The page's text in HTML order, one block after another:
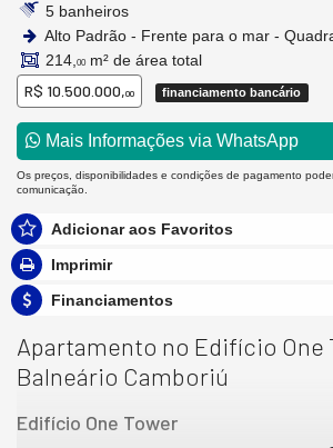
5 banheiros
Alto Padrão - Frente para o mar -
214, 00 m² de área total
R$ 10.500.000,00 financiamento bancário
Mais Informações via WhatsApp
Os preços, disponibilidades e condições de pagamento
comunicação.
Adicionar aos Favoritos
Imprimir
Financiamentos
Apartamento no Edifício One
Balneário Camboriú
Edifício One Tower